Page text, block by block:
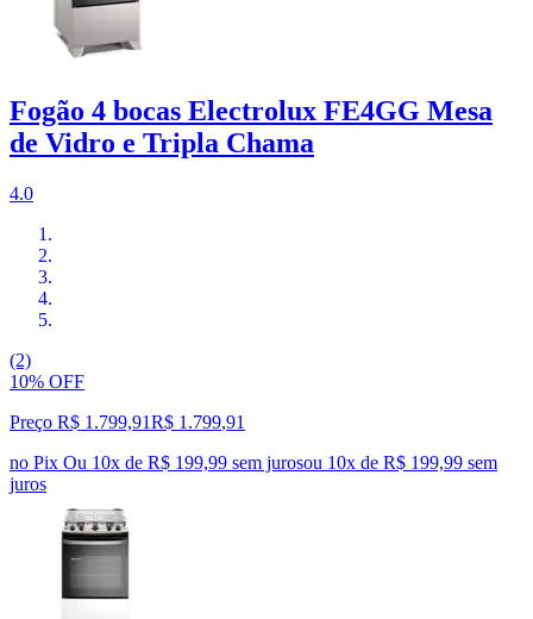
Fogão 4 bocas Electrolux FE4GG Mesa
de Vidro e Tripla Chama
4.0
(2)
10% OFF
Preço R$ 1.799,91R$ 1.799,91
no Pix Ou 10x de R$ 199,99 sem jurosou 10x de R$ 199,99 sem
juros